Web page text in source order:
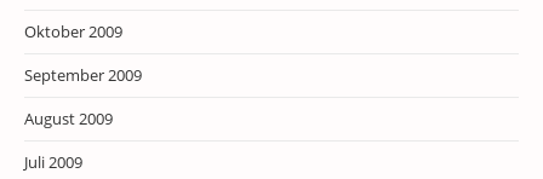
Oktober 2009
September 2009
August 2009
Juli 2009